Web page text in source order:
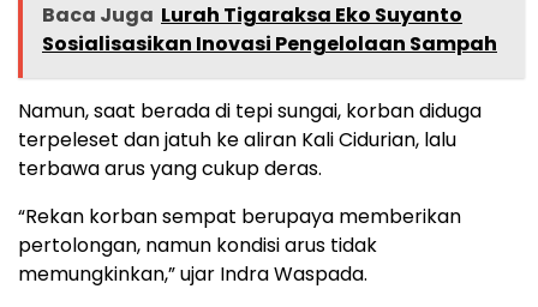
Baca Juga Lurah Tigaraksa Eko Suyanto
Sosialisasikan Inovasi Pengelolaan Sampah
Namun, saat berada di tepi sungai, korban diduga
terpeleset dan jatuh ke aliran Kali Cidurian, lalu
terbawa arus yang cukup deras.
“Rekan korban sempat berupaya memberikan
pertolongan, namun kondisi arus tidak
memungkinkan,” ujar Indra Waspada.